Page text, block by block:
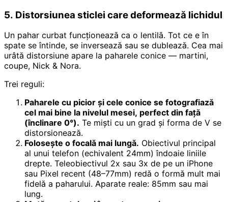
5. Distorsiunea sticlei care deformează lichidul
Un pahar curbat funcționează ca o lentilă. Tot ce e în
spate se întinde, se inversează sau se dublează. Cea mai
urâtă distorsiune apare la paharele conice — martini,
coupe, Nick & Nora.
Trei reguli:
Paharele cu picior și cele conice se fotografiază
cel mai bine la nivelul mesei, perfect din față
(înclinare 0°). Te miști cu un grad și forma de V se
distorsionează.
Folosește o focală mai lungă. Obiectivul principal
al unui telefon (echivalent 24mm) îndoaie liniile
drepte. Teleobiectivul 2x sau 3x de pe un iPhone
sau Pixel recent (48–77mm) redă o formă mult mai
fidelă a paharului. Aparate reale: 85mm sau mai
lung.